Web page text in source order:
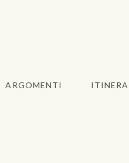
ARGOMENTI